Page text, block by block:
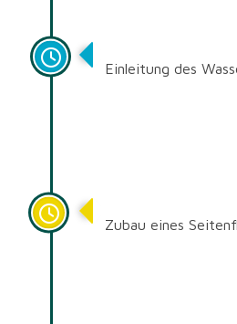
Einleitung des
Zubau eines